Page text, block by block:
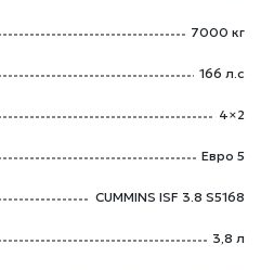
7000 кг
166 л.с
4×2
Евро 5
CUMMINS ISF 3.8 S5168
3,8 л